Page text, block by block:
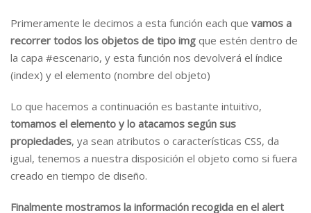
Primeramente le decimos a esta función each que vamos a
recorrer todos los objetos de tipo img que estén dentro de
la capa #escenario, y esta función nos devolverá el índice
(index) y el elemento (nombre del objeto)
Lo que hacemos a continuación es bastante intuitivo,
tomamos el elemento y lo atacamos según sus
propiedades, ya sean atributos o características CSS, da
igual, tenemos a nuestra disposición el objeto como si fuera
creado en tiempo de diseño.
Finalmente mostramos la información recogida en el alert